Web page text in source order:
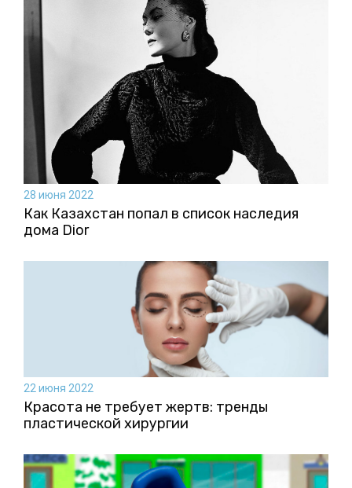
28 июня 2022
Как Казахстан попал в список наследия
дома Dior
22 июня 2022
Красота не требует жертв: тренды
пластической хирургии